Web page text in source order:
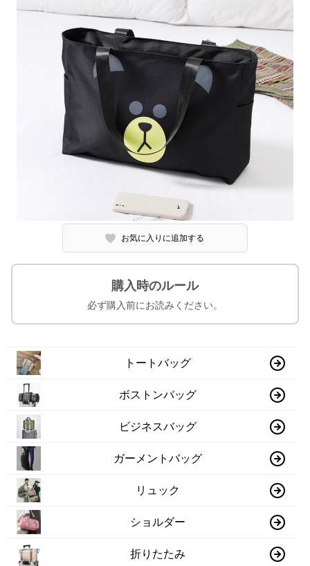
お気に入りに追加する
購入時のルール
必ず購入前にお読みください。
トートバッグ
ボストンバッグ
ビジネスバッグ
ガーメントバッグ
リュック
ショルダー
折りたたみ